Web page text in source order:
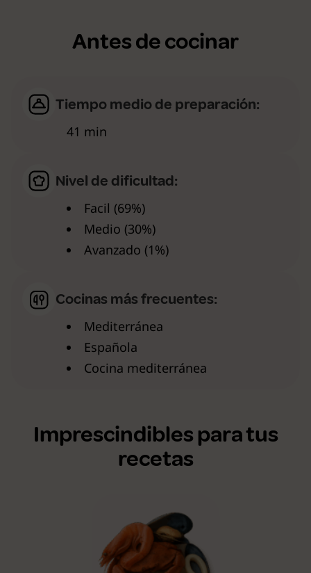
Antes de cocinar
Tiempo medio de preparación:
41 min
Nivel de dificultad:
Facil (69%)
Medio (30%)
Avanzado (1%)
Cocinas más frecuentes:
Mediterránea
Española
Cocina mediterránea
Imprescindibles para tus
recetas